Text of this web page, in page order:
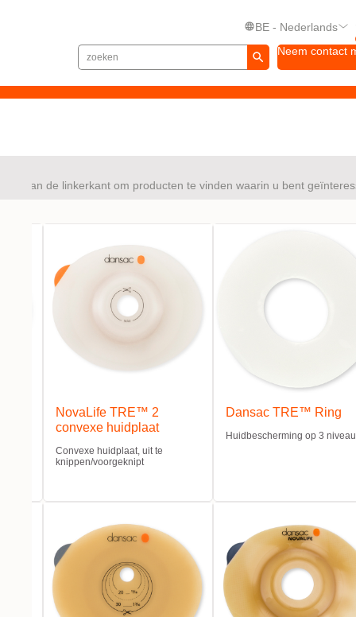
BE - Nederlands
Neem contact
aan de linkerkant om producten te vinden waarin u bent
NovaLife TRE™ 2
convexe huidplaat
Convexe huidplaat, uit te
knippen/voorgeknipt
Dansac TRE™ Ring
Huidbescherming op 3